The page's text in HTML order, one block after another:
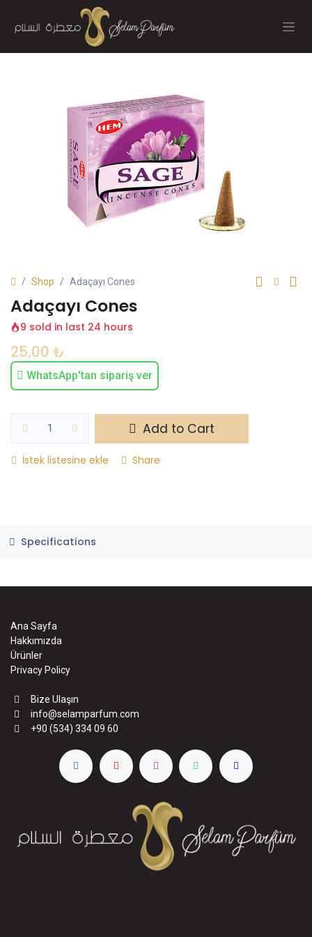
Shop Adaçayı Cones
Adaçayı Cones
9 sold in last 24 hours
25,00 ₺
WhatsApp'tan sipariş ver
Add to Cart
İstek listesine ekle Share
Specifications
Ana Sayfa
Hakkımızda
Ürünler
Privacy Policy
Bize Ulaşın
info@selamparfum.com
+90 (534) 334 09 60